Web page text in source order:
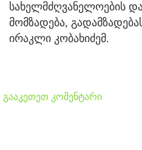
სახელმძღვანელოების
მომზადება,
ირაკლი კობახიძემ.
გააკეთეთ კომენტარი